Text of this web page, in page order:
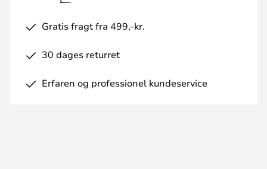
Gratis fragt fra 499,-kr.
30 dages returret
Erfaren og professionel kundeservice